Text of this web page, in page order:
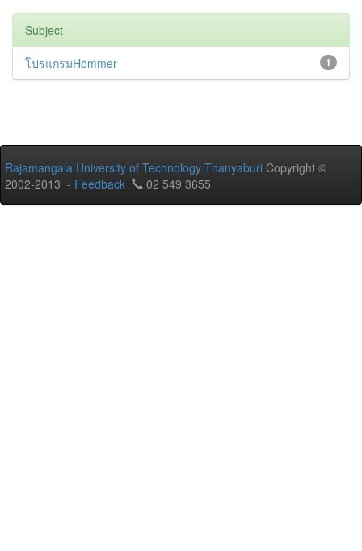
Subject
1
โปรแกรมHommer
Rajamangala University of Technology Thanyaburi Copyright ©
2002-2013 - Feedback 02 549 3655